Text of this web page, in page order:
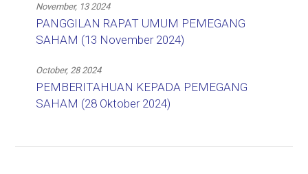
November, 13 2024
PANGGILAN RAPAT UMUM PEMEGANG
SAHAM (13 November 2024)
October, 28 2024
PEMBERITAHUAN KEPADA PEMEGANG
SAHAM (28 Oktober 2024)